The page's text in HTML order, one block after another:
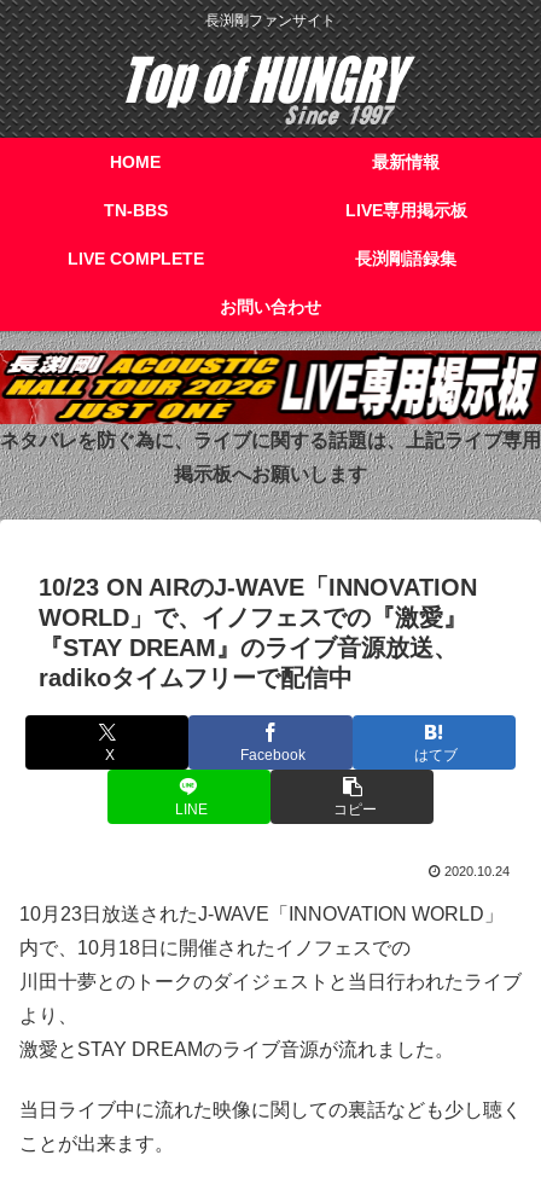
長渕剛ファンサイト
HOME 最新情報
TN-BBS LIVE専用掲示板
LIVE COMPLETE 長渕剛語録集
お問い合わせ
ネタバレを防ぐ為に、ライブに関する話題は、上記ライブ専用
掲示板へお願いします
10/23 ON AIRのJ-WAVE「INNOVATION
WORLD」で、イノフェスでの『激愛』
『STAY DREAM』のライブ音源放送、
radikoタイムフリーで配信中
X Facebook はてブ
LINE コピー
2020.10.24
10月23日放送されたJ-WAVE「INNOVATION WORLD」
内で、10月18日に開催されたイノフェスでの
川田十夢とのトークのダイジェストと当日行われたライブ
より、
激愛とSTAY DREAMのライブ音源が流れました。
当日ライブ中に流れた映像に関しての裏話なども少し聴く
ことが出来ます。